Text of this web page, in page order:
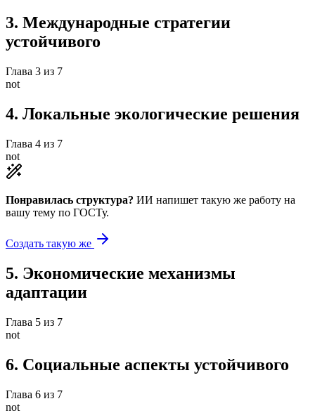
3. Международные стратегии
устойчивого
Глава 3 из 7
not
4. Локальные экологические решения
Глава 4 из 7
not
Понравилась структура? ИИ напишет такую же работу на
вашу тему по ГОСТу.
Создать такую же
5. Экономические механизмы
адаптации
Глава 5 из 7
not
6. Социальные аспекты устойчивого
Глава 6 из 7
not